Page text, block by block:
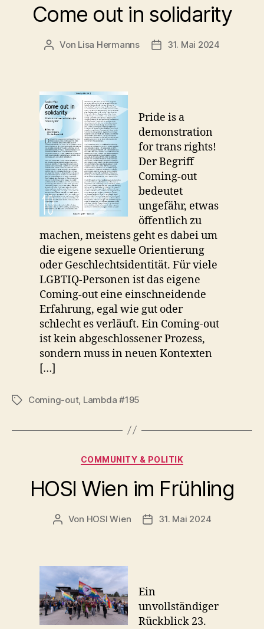
Come out in solidarity
Beitragsautor
Von Lisa Hermanns Beitragsdatum
31. Mai 2024
Pride is a
demonstration
for trans rights!
Der Begriff
Coming-out
bedeutet
ungefähr, etwas
öffentlich zu
machen, meistens geht es dabei um
die eigene sexuelle Orientierung
oder Geschlechtsidentität. Für viele
LGBTIQ-Personen ist das eigene
Coming-out eine einschneidende
Erfahrung, egal wie gut oder
schlecht es verläuft. Ein Coming-out
ist kein abgeschlossener Prozess,
sondern muss in neuen Kontexten
[…]
Schlagwörter
Coming-out, Lambda #195
Kategorien
COMMUNITY & POLITIK
HOSI Wien im Frühling
Beitragsautor
Von HOSI Wien Beitragsdatum
31. Mai 2024
Ein
unvollständiger
Rückblick 23.